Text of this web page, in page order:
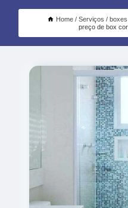
Home Serviços
preço de box